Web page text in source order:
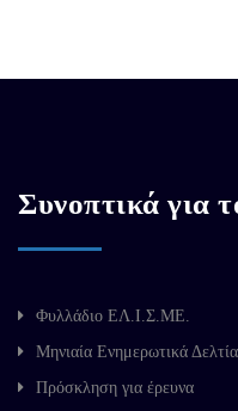
Συνοπτικά για
Φυλλάδιο ΕΛ.Ι.Σ.ΜΕ.
Μηνιαία Ενημερωτικά Δελτία
Πρόσκληση για έρευνα